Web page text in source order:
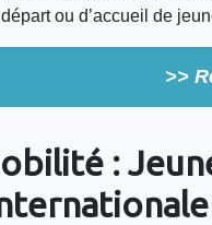
ou d’accueil de
>>
: